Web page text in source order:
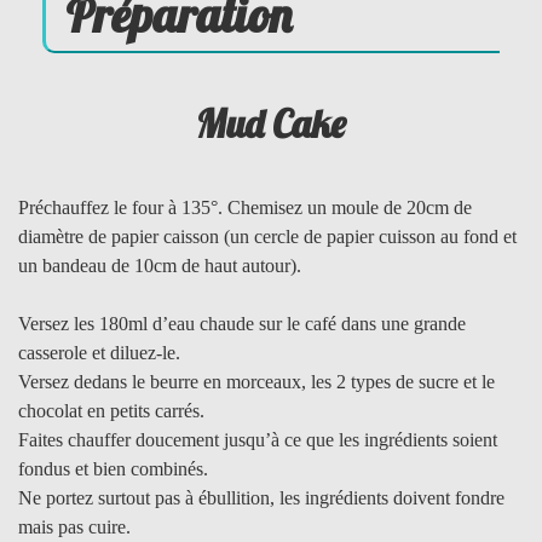
Préparation
Mud Cake
Préchauffez le four à 135°. Chemisez un moule de 20cm de
diamètre de papier caisson (un cercle de papier cuisson au fond et
un bandeau de 10cm de haut autour).
Versez les 180ml d’eau chaude sur le café dans une grande
casserole et diluez-le.
Versez dedans le beurre en morceaux, les 2 types de sucre et le
chocolat en petits carrés.
Faites chauffer doucement jusqu’à ce que les ingrédients soient
fondus et bien combinés.
Ne portez surtout pas à ébullition, les ingrédients doivent fondre
mais pas cuire.